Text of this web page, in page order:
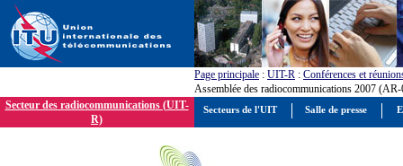
Page principale : UIT-R : Conférences et
Assemblée des radiocommunications 2007
Secteur des radiocommunications (UIT-
R)
Secteurs de l'UIT Salle de presse